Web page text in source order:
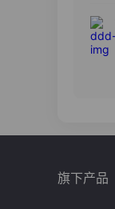
旗下产品